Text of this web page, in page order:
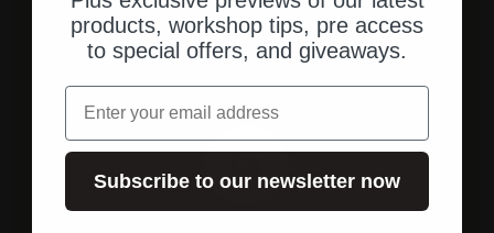
products, workshop tips, pre access
to special offers, and giveaways.
Email
Subscribe to our newsletter now